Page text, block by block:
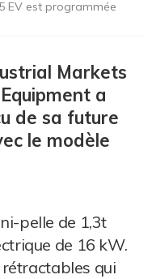
EV est programmée
Markets
a
de sa future
le modèle
pelle de 1,3t
de 16 kW.
rétractables qui